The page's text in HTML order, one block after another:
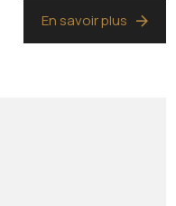
En savoir plus